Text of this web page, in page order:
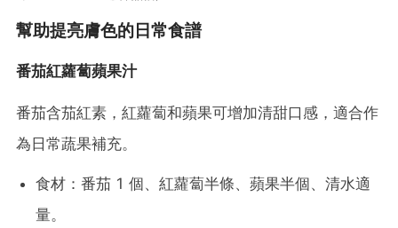
幫助提亮膚色的日常食譜
番茄紅蘿蔔蘋果汁
番茄含茄紅素，紅蘿蔔和蘋果可增加清甜口感，適合作
為日常蔬果補充。
食材：番茄 1 個、紅蘿蔔半條、蘋果半個、清水適
量。